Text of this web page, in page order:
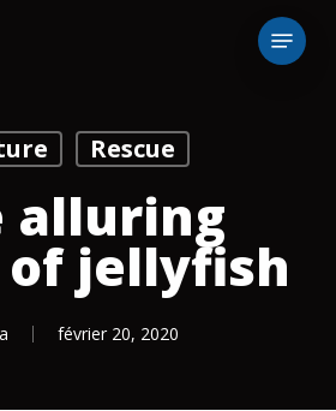
Menu
Rescue
alluring
jellyfish
février 20, 2020